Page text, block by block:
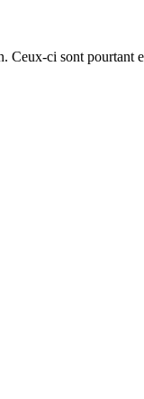
ci sont pourtant